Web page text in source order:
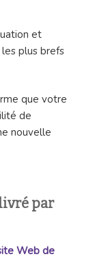
et
les plus brefs
que votre
de
nouvelle
par
Web de